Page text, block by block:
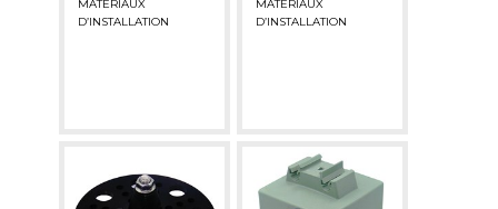
MATÉRIAUX
D’INSTALLATION
MATÉRIAUX
D’INSTALLATION